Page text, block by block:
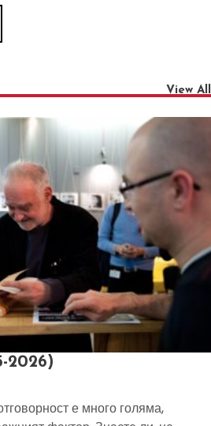
View All
2026)
е много голяма,